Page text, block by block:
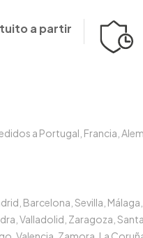
a partir
a Portugal, Francia,
Barcelona, Sevilla,
Valladolid, Zaragoza,